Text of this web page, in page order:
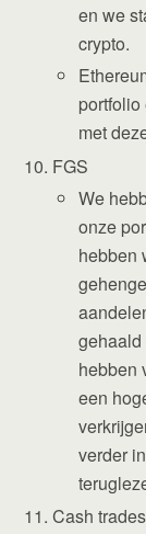
en we
crypto.
met
FGS
We
onze
hebben
hebben
een
verder
Cash trades